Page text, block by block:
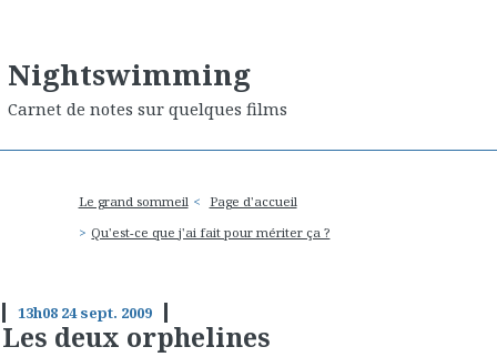
Nightswimming
Carnet de notes sur quelques films
Le grand sommeil
Page d'accueil
Qu'est-ce que j'ai fait pour mériter ça ?
13h08 24 sept. 2009
Les deux orphelines